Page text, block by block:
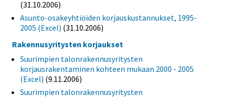
(31.10.2006)
Asunto-osakeyhtiöiden korjauskustannukset, 1995-
2005 (Excel) (31.10.2006)
Rakennusyritysten korjaukset
Suurimpien talonrakennusyritysten
korjausrakentaminen kohteen mukaan 2000 - 2005
(Excel) (9.11.2006)
Suurimpien talonrakennusyritysten